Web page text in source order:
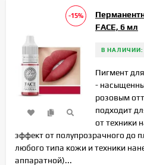
-15%
FACE, 6 мл
В НАЛИЧИИ:
Пигмент
-
розовым
подходит
от техники
эффект от полупрозрачного до
любого типа кожи и техники
аппаратной)...